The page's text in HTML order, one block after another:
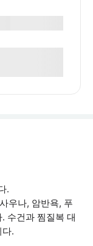
.
우나, 암반욕, 푸
수건과 찜질복 대
.